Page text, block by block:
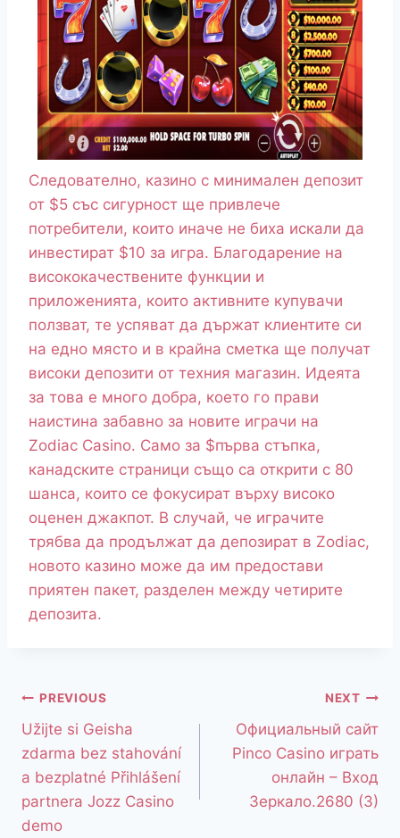
Следователно, казино с минимален депозит
от $5 със сигурност ще привлече
потребители, които иначе не биха искали да
инвестират $10 за игра. Благодарение на
висококачествените функции и
приложенията, които активните купувачи
ползват, те успяват да държат клиентите си
на едно място и в крайна сметка ще получат
високи депозити от техния магазин. Идеята
за това е много добра, което го прави
наистина забавно за новите играчи на
Zodiac Casino. Само за $първа стъпка,
канадските страници също са открити с 80
шанса, които се фокусират върху високо
оценен джакпот. В случай, че играчите
трябва да продължат да депозират в Zodiac,
новото казино може да им предостави
приятен пакет, разделен между четирите
депозита.
PREVIOUS
Užijte si Geisha
zdarma bez stahování
a bezplatné Přihlášení
partnera Jozz Casino
demo
NEXT
Официальный сайт
Pinco Casino играть
онлайн – Вход
Зеркало.2680 (3)